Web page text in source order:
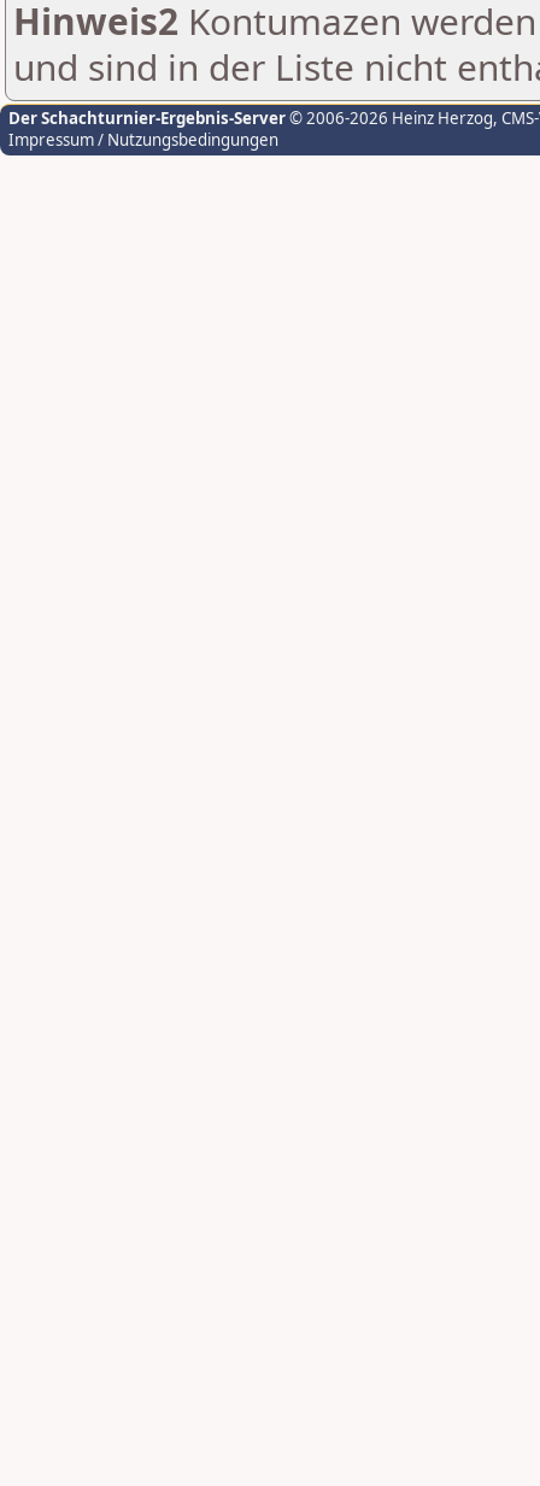
Hinweis2 Kontumazen
und sind in der Liste nicht
Der Schachturnier-Ergebnis-Server© 2006-2026 Heinz Herzog,
Impressum / Nutzungsbedingungen